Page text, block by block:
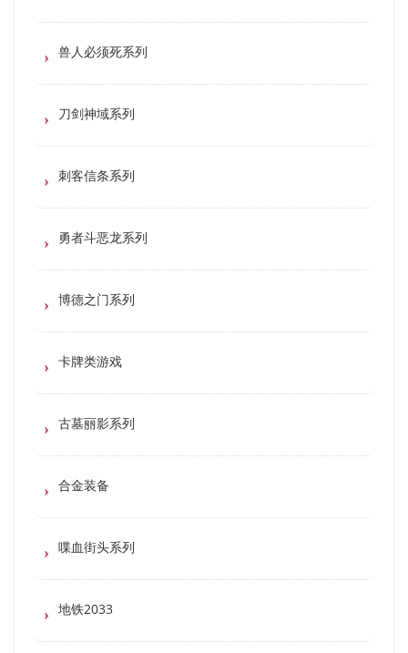
兽人必须死系列
刀剑神域系列
刺客信条系列
勇者斗恶龙系列
博德之门系列
卡牌类游戏
古墓丽影系列
合金装备
喋血街头系列
地铁2033